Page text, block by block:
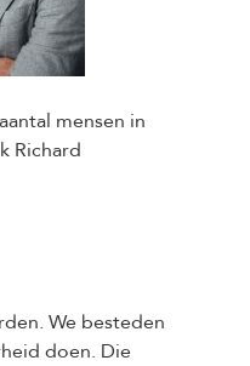
mensen in
Richard
We besteden
doen. Die